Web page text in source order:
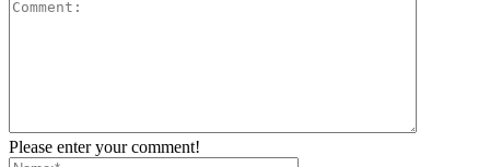
Please enter your comment!